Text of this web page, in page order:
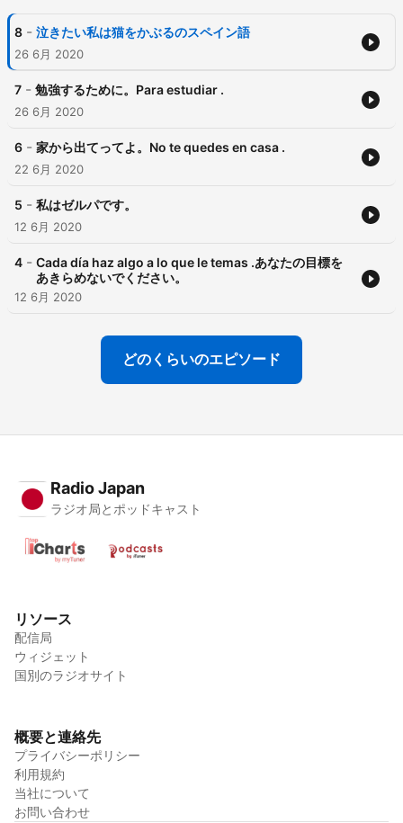
8 - 泣きたい私は猫をかぶるのスペイン語
26 6月 2020
7 - 勉強するために。Para estudiar .
26 6月 2020
6 - 家から出てってよ。No te quedes en casa .
22 6月 2020
5 - 私はゼルパです。
12 6月 2020
4 - Cada día haz algo a lo que le temas .あなたの目標を
あきらめないでください。
12 6月 2020
どのくらいのエピソード
Radio Japan
ラジオ局とポッドキャスト
リソース
配信局
ウィジェット
国別のラジオサイト
概要と連絡先
プライバシーポリシー
利用規約
当社について
お問い合わせ